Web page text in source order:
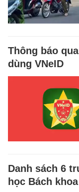
Thông báo
dùng VNeID
Danh sách 6
học Bách